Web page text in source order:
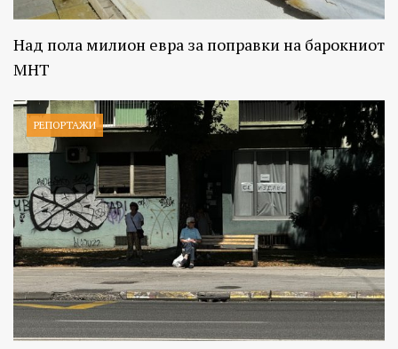
Над пола милион евра за поправки на барокниот
МНТ
РЕПОРТАЖИ